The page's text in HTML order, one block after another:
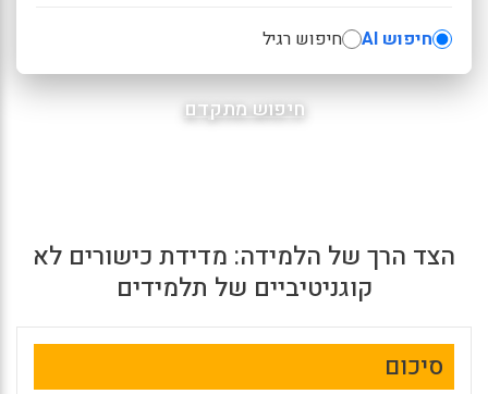
חיפוש AI חיפוש רגיל
חיפוש מתקדם
הצד הרך של הלמידה: מדידת כישורים לא
קוגניטיביים של תלמידים
סיכום